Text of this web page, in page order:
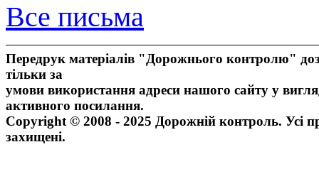
Все письма
Передрук матеріалів "Дорожнього контролю"
тільки за
умови використання адреси нашого сайту у
активного посилання.
Copyright © 2008 - 2025 Дорожній контроль. Усі
захищені.